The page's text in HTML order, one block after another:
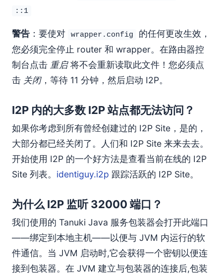
::1
警告 ：要使对 wrapper.config
的任何更改生效，
您必须完全停止 router 和 wrapper。在路由器控
制台点击 重启将不会重新读取此文件！您必须点
击 关闭，等待 11 分钟，然后启动 I2P。
I2P 内的大多数 I2P 站点都无法访问？
如果你考虑到所有曾经创建过的 I2P Site，是的，
大部分都已经关闭了。人们和 I2P Site 来来去去。
开始使用 I2P 的一个好方法是查看当前在线的 I2P
Site 列表。 identiguy.i2p 跟踪活跃的 I2P Site。
为什么 I2P 监听 32000 端口？
我们使用的 Tanuki Java 服务包装器会打开此端口
——绑定到本地主机——以便与 JVM 内运行的软
件通信。当 JVM 启动时,它会获得一个密钥以便连
接到包装器。在 JVM 建立与包装器的连接后,包装